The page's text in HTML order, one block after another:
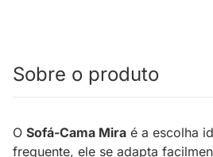
Sobre o produto
O Sofá-Cama Mira é a escolha
frequente, ele se adapta